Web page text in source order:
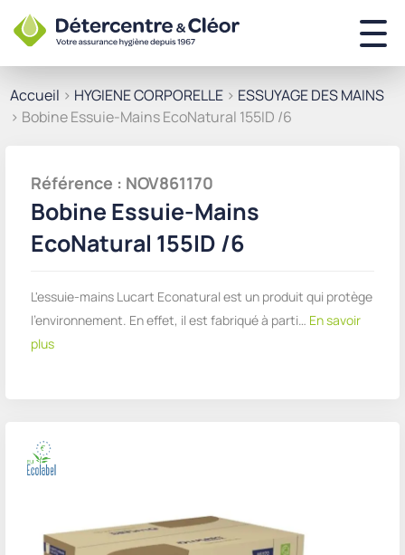
Accueil > HYGIENE CORPORELLE > ESSUYAGE DES MAINS
> Bobine Essuie-Mains EcoNatural 155ID /6
Référence : NOV861170
Bobine Essuie-Mains
EcoNatural 155ID /6
L'essuie-mains Lucart Econatural est un produit qui protège
l'environnement. En effet, il est fabriqué à parti… En savoir
plus